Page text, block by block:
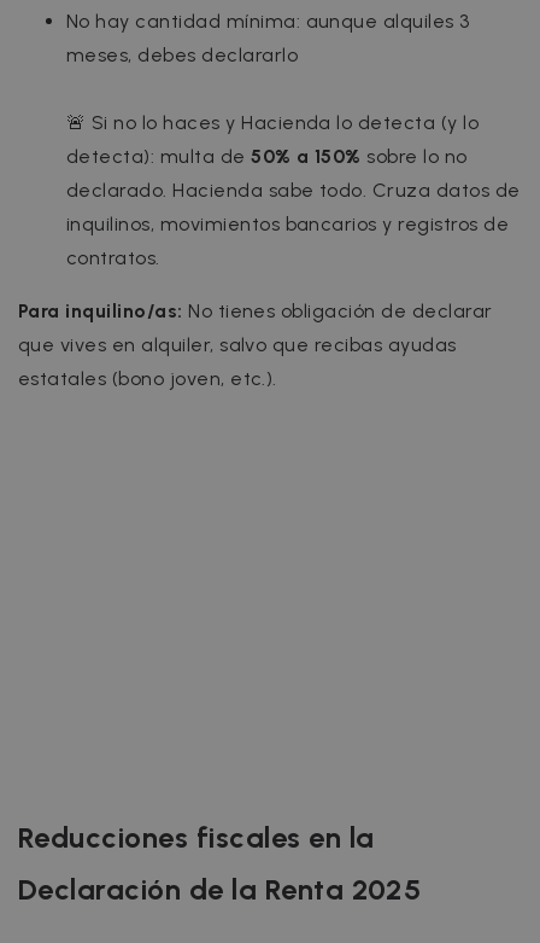
No hay cantidad mínima: aunque alquiles 3
meses, debes declararlo
🚨 Si no lo haces y Hacienda lo detecta (y lo
detecta): multa de50% a 150% sobre lo no
declarado. Hacienda sabe todo. Cruza datos de
inquilinos, movimientos bancarios y registros de
contratos.
Para inquilino/as: No tienes obligación de declarar
que vives en alquiler, salvo que recibas ayudas
estatales (bono joven, etc.).
Reducciones fiscales en la
Declaración de la Renta 2025